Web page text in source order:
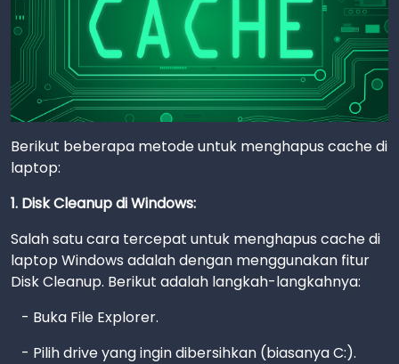
Berikut beberapa metode untuk menghapus cache di
laptop:
1. Disk Cleanup di Windows:
Salah satu cara tercepat untuk menghapus cache di
laptop Windows adalah dengan menggunakan fitur
Disk Cleanup. Berikut adalah langkah-langkahnya:
- Buka File Explorer.
- Pilih drive yang ingin dibersihkan (biasanya C:).